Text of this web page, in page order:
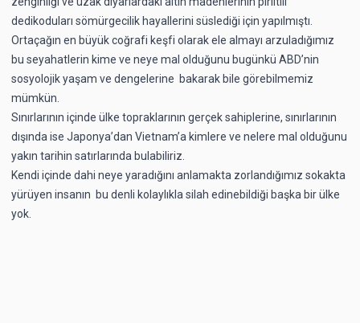
dedikoduları sömürgecilik hayallerini süslediği için yapılmıştı.
Ortaçağın en büyük coğrafi keşfi olarak ele almayı arzuladığımız
bu seyahatlerin kime ve neye mal olduğunu bugünkü ABD’nin
sosyolojik yaşam ve dengelerine bakarak bile görebilmemiz
mümkün.
Sınırlarının içinde ülke topraklarının gerçek sahiplerine, sınırlarının
dışında ise Japonya’dan Vietnam’a kimlere ve nelere mal olduğunu
yakın tarihin satırlarında bulabiliriz.
Kendi içinde dahi neye yaradığını anlamakta zorlandığımız sokakta
yürüyen insanın bu denli kolaylıkla silah edinebildiği başka bir ülke
yok.